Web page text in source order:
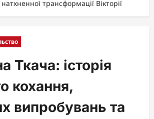
трансформації Вікторії
Ткача: історія
кохання,
випробувань та